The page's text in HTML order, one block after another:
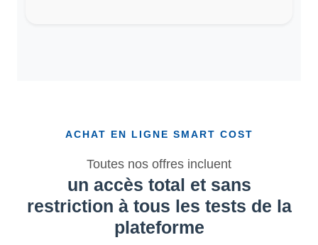
ACHAT EN LIGNE SMART COST
Toutes nos offres incluent
un accès total et sans
restriction à tous les tests de la
plateforme